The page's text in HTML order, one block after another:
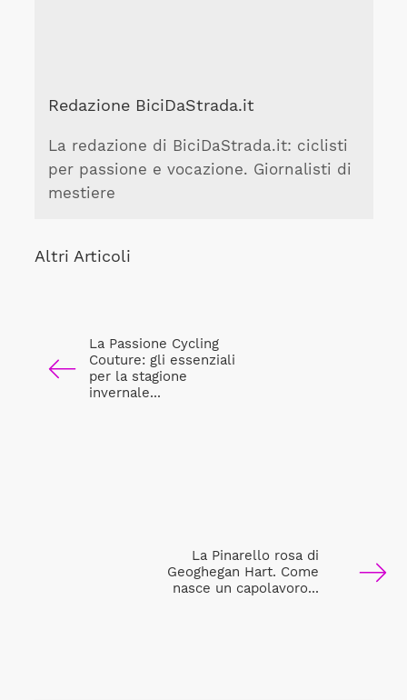
Redazione BiciDaStrada.it
La redazione di BiciDaStrada.it: ciclisti
per passione e vocazione. Giornalisti di
mestiere
Altri Articoli
La Passione Cycling
Couture: gli essenziali
per la stagione
invernale...
La Pinarello rosa di
Geoghegan Hart. Come
nasce un capolavoro...